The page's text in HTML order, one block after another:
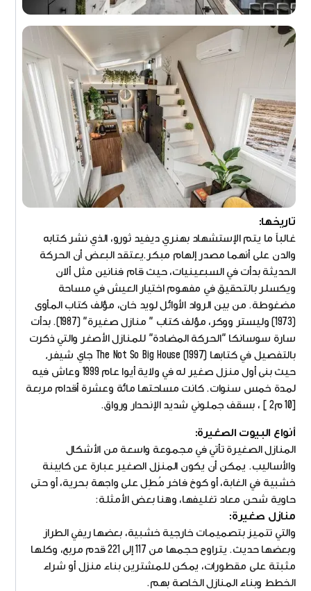
تاريخها:
غالباً ما يتم الإستشهاد بهنري ديفيد ثورو، الذي نشر كتابه
والدن على أنهما مصدر إلهام مبكر.يعتقد البعض أن الحركة
الحديثة بدأت في السبعينيات، حيث قام فنانين مثل ألان
ويكسلر بالتحقيق في مفهوم اختيار العيش في مساحة
مضغوطة. من بين الرواد الأوائل لويد خان، مؤلف كتاب المأوى
(1973) وليستر ووكر، مؤلف كتاب " منازل صغيرة" (1987). بدأت
سارة سوسانكا "الحركة المضادة" للمنازل الأصغر والتي ذكرت
بالتفصيل في كتابها The Not So Big House (1997) جاي شيفر,
حيث بنى أول منزل صغير له في ولاية أيوا عام 1999 وعاش فيه
لمدة خمس سنوات. كانت مساحتها مائة وعشرة أقدام مربعة
[10 م2 ] ، بسقف جملوني شديد الإنحدار ورواق.
أنواع البيوت الصغيرة:
المنازل الصغيرة تأتي في مجموعة واسعة من الأشكال
والأساليب. يمكن أن يكون المنزل الصغير عبارة عن كابينة
خشبية في الغابة، أو كوخ فاخر مُطِل على واجهة بحرية، أو حتى
حاوية شحن معاد تغليفها، وهنا بعض الأمثلة:
منازل صغيرة:
والتي تتميز بتصميمات خارجية خشبية، بعضها ريفي الطراز
وبعضها حديث. يتراوح حجمها من 117 إلى 221 قدم مربع، وكلها
مثبتة على مقطورات، يمكن للمشترين بناء منزل أو شراء
الخطط وبناء المنازل الخاصة بهم.